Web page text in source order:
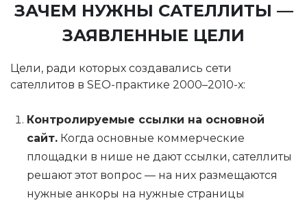
ЗАЧЕМ НУЖНЫ САТЕЛЛИТЫ —
ЗАЯВЛЕННЫЕ ЦЕЛИ
Цели, ради которых создавались сети
сателлитов в SEO-практике 2000–2010-х:
Контролируемые ссылки на основной
сайт. Когда основные коммерческие
площадки в нише не дают ссылки, сателлиты
решают этот вопрос — на них размещаются
нужные анкоры на нужные страницы